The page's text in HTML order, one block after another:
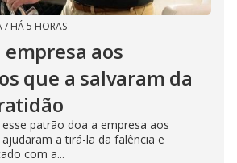
/ HÁ 5 HORAS
aos
que a salvaram da
patrão doa a empresa aos
a tirá-la da falência e
com a...